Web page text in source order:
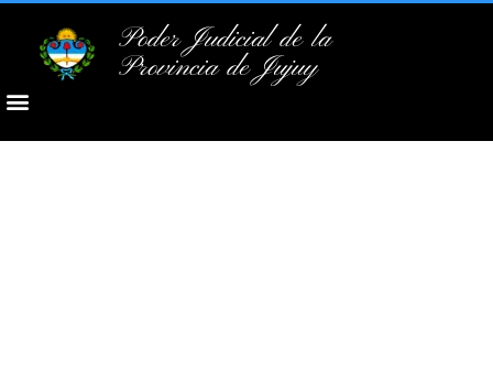
Poder Judicial de la
Provincia de Jujuy